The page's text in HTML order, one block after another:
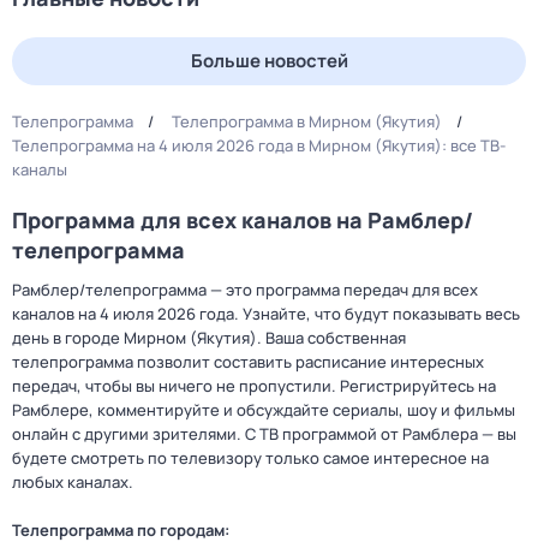
Больше новостей
Телепрограмма
Телепрограмма в Мирном (Якутия)
Телепрограмма на 4 июля 2026 года в Мирном (Якутия): все ТВ-
каналы
Программа для всех каналов на Рамблер/
телепрограмма
Рамблер/телепрограмма — это программа передач для всех
каналов на 4 июля 2026 года. Узнайте, что будут показывать весь
день в городе Мирном (Якутия). Ваша собственная
телепрограмма позволит составить расписание интересных
передач, чтобы вы ничего не пропустили. Регистрируйтесь на
Рамблере, комментируйте и обсуждайте сериалы, шоу и фильмы
онлайн с другими зрителями. С ТВ программой от Рамблера — вы
будете смотреть по телевизору только самое интересное на
любых каналах.
Телепрограмма по городам: